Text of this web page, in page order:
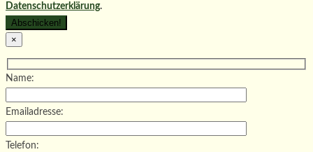
Datenschutzerklärung.
×
Name:
Emailadresse:
Telefon: